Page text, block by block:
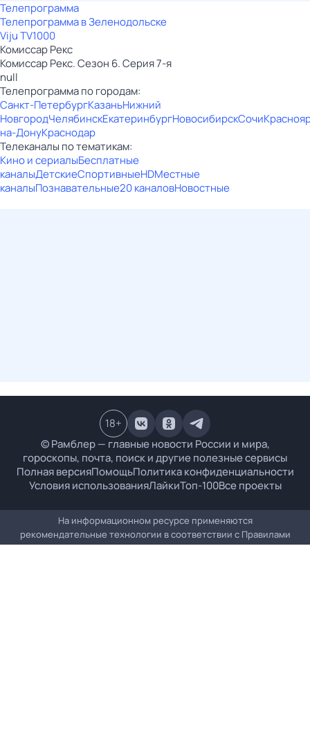
Телепрограмма
Телепрограмма в Зеленодольске
Viju TV1000
Комиссар Рекс
Комиссар Рекс. Сезон 6. Серия 7-я
null
Телепрограмма по городам:
Санкт-ПетербургКазаньНижний
НовгородЧелябинскЕкатеринбургНовосибирскСочи
на-ДонуКраснодар
Телеканалы по тематикам:
Кино и сериалыБесплатные
каналыДетскиеСпортивныеHDМестные
каналыПознавательные20 каналовНовостные
© Рамблер — главные новости России и мира,
гороскопы, почта, поиск и другие полезные сервисы
Полная версияПомощьПолитика конфиденциальности
Условия использованияЛайкиТоп-100Все проекты
18+
На информационном ресурсе применяются
рекомендательные технологии в соответствии с Правилами